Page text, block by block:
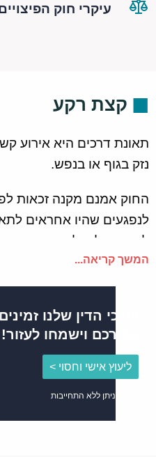
עיקרי חוק
קצת רקע
תאונת דרכים היא אירוע
נזק בגוף או בנפש.
החוק אמנם מקנה זכאות
לנפגעים שהיו אחראים
לכאורה, לקבל פיצויים
שכן, ישנם סייגים בחוק
להיתלות בהם. כך לדוגמה,
התאונה לא היה תוקף
לפיצוי.
המשך קריאה...
עורכי הדין שלנו זמינים
עבורכם וישמחו לעזור!
ליעוץ אישי וחסוי >
הייעוץ ניתן ללא התחייבות